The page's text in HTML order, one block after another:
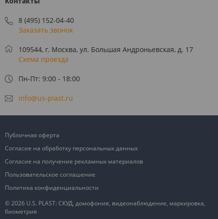
8 (495) 152-04-40
Заказать звонок
109544, г. Москва, ул. Большая Андроньевская, д. 17
Схема проезда
Пн-Пт: 9:00 - 18:00
info@us-plast.ru
© 2026 U.S. PLAST: СКУД, домофония, видеонаблюдение, маркировка,
биометрия
Публичная оферта
Согласие на обработку персональных данных
Согласие на получение рекламных материалов
Пользовательское соглашение
Политика конфиденциальности